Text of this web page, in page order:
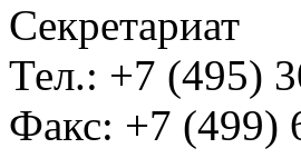
Секретариат
Тел.: +7 (495)
Факс: +7 (499)